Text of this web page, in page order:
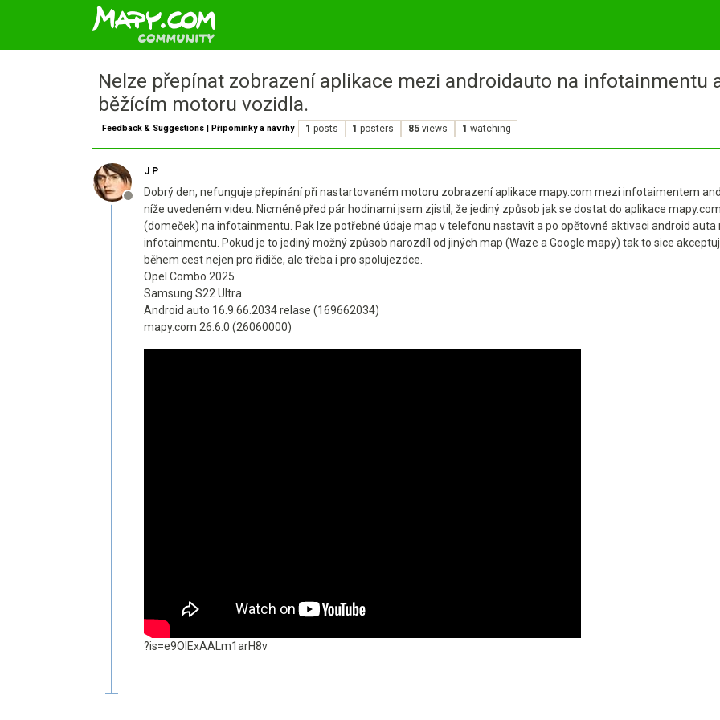
Nelze přepínat zobrazení aplikace mezi androidauto na infotainmentu
běžícím motoru vozidla.
Feedback & Suggestions | Připomínky a návrhy 1 posts 1 posters 85 views 1 watching
Offline
J P
Dobrý den, nefunguje přepínání při nastartovaném motoru zobrazení aplikace mapy.com mezi infotaimentem
níže uvedeném videu. Nicméně před pár hodinami jsem zjistil, že jediný způsob jak se dostat do aplikace
(domeček) na infotainmentu. Pak lze potřebné údaje map v telefonu nastavit a po opětovné aktivaci android
infotainmentu. Pokud je to jediný možný způsob narozdíl od jiných map (Waze a Google mapy) tak to sice
během cest nejen pro řidiče, ale třeba i pro spolujezdce.
Opel Combo 2025
Samsung S22 Ultra
Android auto 16.9.66.2034 relase (169662034)
mapy.com 26.6.0 (26060000)
?is=e9OIExAALm1arH8v